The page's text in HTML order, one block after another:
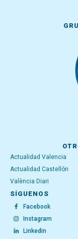
Actualidad Valencia
Actualidad Castellón
València Diari
SÍGUENOS
Facebook
Instagram
Linkedin